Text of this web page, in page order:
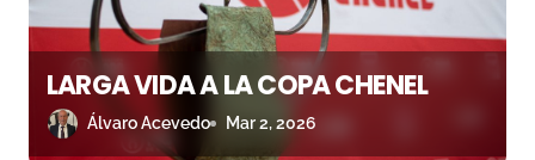
LARGA VIDA A LA COPA CHENEL
Álvaro Acevedo Mar 2, 2026